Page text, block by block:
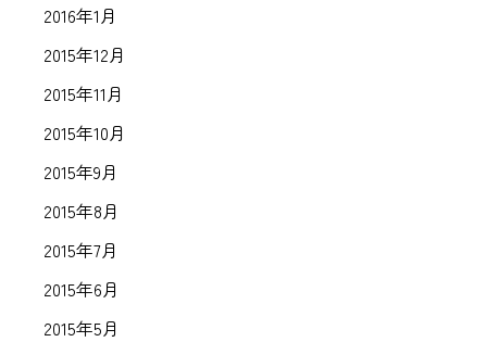
2016年1月
2015年12月
2015年11月
2015年10月
2015年9月
2015年8月
2015年7月
2015年6月
2015年5月